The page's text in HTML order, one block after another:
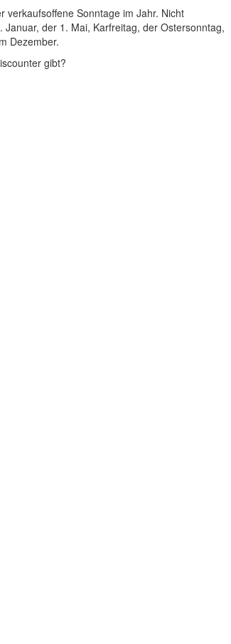
verkaufsoffene Sonntage im Jahr. Nicht
der 1. Mai, Karfreitag, der Ostersonntag,
Dezember.
gibt?